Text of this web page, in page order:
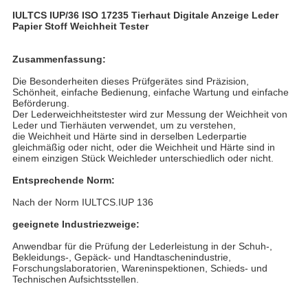
IULTCS IUP/36 ISO 17235 Tierhaut Digitale Anzeige Leder
Papier Stoff Weichheit Tester
Zusammenfassung:
Die Besonderheiten dieses Prüfgerätes sind Präzision,
Schönheit, einfache Bedienung, einfache Wartung und einfache
Beförderung.
Der Lederweichheitstester wird zur Messung der Weichheit von
Leder und Tierhäuten verwendet, um zu verstehen,
die Weichheit und Härte sind in derselben Lederpartie
gleichmäßig oder nicht, oder die Weichheit und Härte sind in
einem einzigen Stück Weichleder unterschiedlich oder nicht.
Entsprechende Norm:
Nach der Norm IULTCS.IUP 136
geeignete Industriezweige:
Anwendbar für die Prüfung der Lederleistung in der Schuh-,
Bekleidungs-, Gepäck- und Handtaschenindustrie,
Forschungslaboratorien, Wareninspektionen, Schieds- und
Technischen Aufsichtsstellen.